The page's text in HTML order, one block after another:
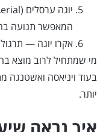
המאפשר תנועה
אקרו יוגה —
מי שמתחיל לרוב מוצא
בעוד ויניאסה ואשטנגה
יותר.
איך נראה